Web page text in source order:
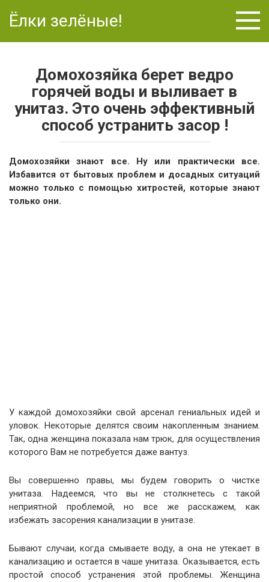
Ёлки зелёные!
Домохозяйка берет ведро
горячей воды и выливает в
унитаз. Это очень эффективный
способ устранить засор !
Домохозяйки знают все. Ну или практически все.
Избавится от бытовых проблем и досадных ситуаций
можно только с помощью хитростей, которые знают
только они.
У каждой домохозяйки свой арсенал гениальных идей и
уловок. Некоторые делятся своим накопленным знанием.
Так, одна женщина показала нам трюк, для осуществления
которого Вам не потребуется даже вантуз.
Вы совершенно правы, мы будем говорить о чистке
унитаза. Надеемся, что вы не столкнетесь с такой
неприятной проблемой, но все же расскажем, как
избежать засорения канализации в унитазе.
Бывают случаи, когда смываете воду, а она не утекает в
канализацию и остается в чаше унитаза. Оказывается, есть
простой способ устранения этой проблемы. Женщина